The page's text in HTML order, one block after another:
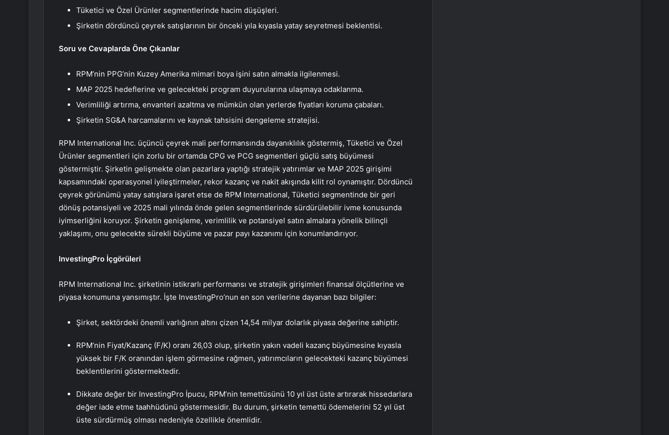
Tüketici ve Özel Ürünler segmentlerinde hacim düşüşleri.
Şirketin dördüncü çeyrek satışlarının bir önceki yıla kıyasla yatay seyretmesi beklentisi.
Soru ve Cevaplarda Öne Çıkanlar
RPM’nin PPG’nin Kuzey Amerika mimari boya işini satın almakla ilgilenmesi.
MAP 2025 hedeflerine ve gelecekteki program duyurularına ulaşmaya odaklanma.
Verimliliği artırma, envanteri azaltma ve mümkün olan yerlerde fiyatları koruma çabaları.
Şirketin SG&A harcamalarını ve kaynak tahsisini dengeleme stratejisi.
RPM International Inc. üçüncü çeyrek mali performansında dayanıklılık göstermiş, Tüketici ve Özel
Ürünler segmentleri için zorlu bir ortamda CPG ve PCG segmentleri güçlü satış büyümesi
göstermiştir. Şirketin gelişmekte olan pazarlara yaptığı stratejik yatırımlar ve MAP 2025 girişimi
kapsamındaki operasyonel iyileştirmeler, rekor kazanç ve nakit akışında kilit rol oynamıştır. Dördüncü
çeyrek görünümü yatay satışlara işaret etse de RPM International, Tüketici segmentinde bir geri
dönüş potansiyeli ve 2025 mali yılında önde gelen segmentlerinde sürdürülebilir ivme konusunda
iyimserliğini koruyor. Şirketin genişleme, verimlilik ve potansiyel satın almalara yönelik bilinçli
yaklaşımı, onu gelecekte sürekli büyüme ve pazar payı kazanımı için konumlandırıyor.
InvestingPro İçgörüleri
RPM International Inc. şirketinin istikrarlı performansı ve stratejik girişimleri finansal ölçütlerine ve
piyasa konumuna yansımıştır. İşte InvestingPro’nun en son verilerine dayanan bazı bilgiler:
Şirket, sektördeki önemli varlığının altını çizen 14,54 milyar dolarlık piyasa değerine sahiptir.
RPM’nin Fiyat/Kazanç (F/K) oranı 26,03 olup, şirketin yakın vadeli kazanç büyümesine kıyasla
yüksek bir F/K oranından işlem görmesine rağmen, yatırımcıların gelecekteki kazanç büyümesi
beklentilerini göstermektedir.
Dikkate değer bir InvestingPro İpucu, RPM’nin temettüsünü 10 yıl üst üste artırarak hissedarlara
değer iade etme taahhüdünü göstermesidir. Bu durum, şirketin temettü ödemelerini 52 yıl üst
üste sürdürmüş olması nedeniyle özellikle önemlidir.